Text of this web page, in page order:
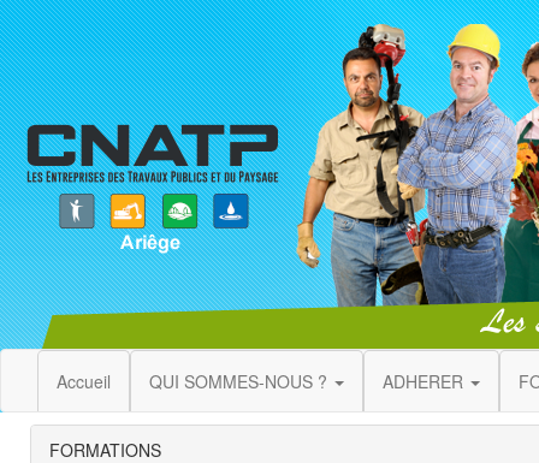
Accueil QUI SOMMES-NOUS ? ADHERER
FORMATIONS